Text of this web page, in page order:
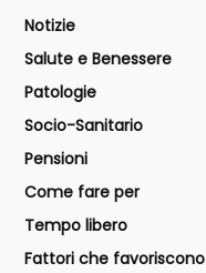
Notizie
Salute e Benessere
Patologie
Socio-Sanitario
Pensioni
Come fare per
Tempo libero
Fattori che favoriscono